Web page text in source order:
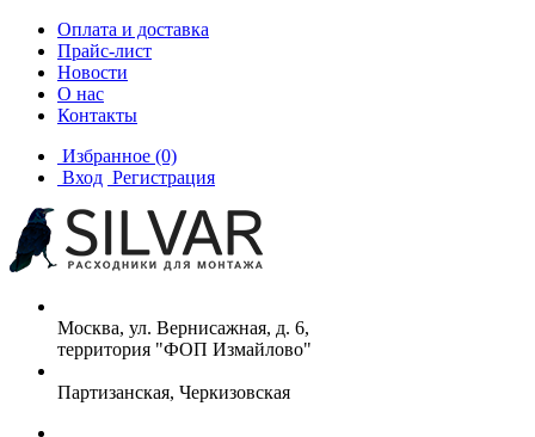
Оплата и доставка
Прайс-лист
Новости
О нас
Контакты
Избранное (0)
Вход Регистрация
Москва, ул. Вернисажная, д. 6,
территория "ФОП Измайлово"
Партизанская, Черкизовская